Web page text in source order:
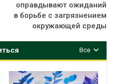
оправдывают ожиданий
в борьбе с загрязнением
окружающей среды
Все